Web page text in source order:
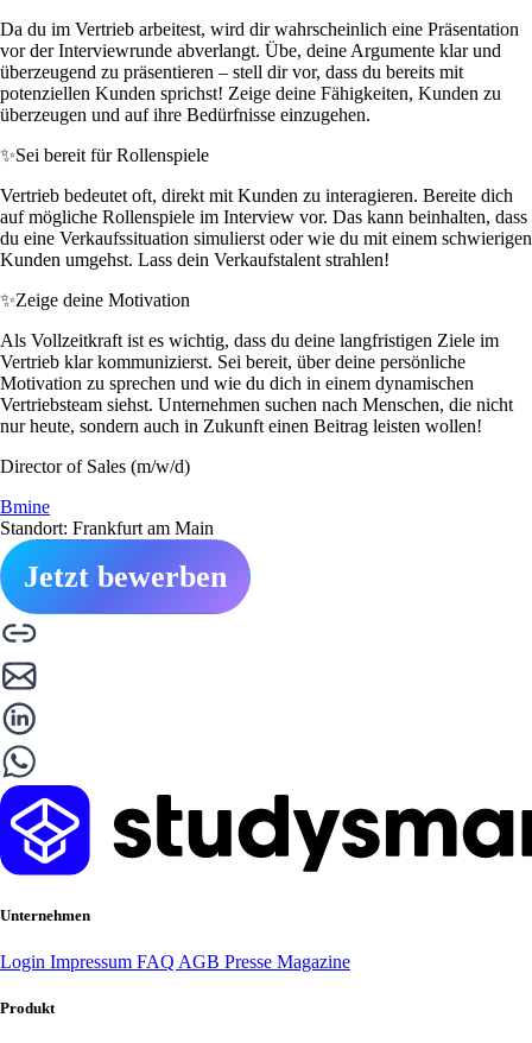
Da du im Vertrieb arbeitest, wird dir wahrscheinlich eine Präsentation
vor der Interviewrunde abverlangt. Übe, deine Argumente klar und
überzeugend zu präsentieren – stell dir vor, dass du bereits mit
potenziellen Kunden sprichst! Zeige deine Fähigkeiten, Kunden zu
überzeugen und auf ihre Bedürfnisse einzugehen.
✨Sei bereit für Rollenspiele
Vertrieb bedeutet oft, direkt mit Kunden zu interagieren. Bereite dich
auf mögliche Rollenspiele im Interview vor. Das kann beinhalten, dass
du eine Verkaufssituation simulierst oder wie du mit einem schwierigen
Kunden umgehst. Lass dein Verkaufstalent strahlen!
✨Zeige deine Motivation
Als Vollzeitkraft ist es wichtig, dass du deine langfristigen Ziele im
Vertrieb klar kommunizierst. Sei bereit, über deine persönliche
Motivation zu sprechen und wie du dich in einem dynamischen
Vertriebsteam siehst. Unternehmen suchen nach Menschen, die nicht
nur heute, sondern auch in Zukunft einen Beitrag leisten wollen!
Director of Sales (m/w/d)
Bmine
Standort: Frankfurt am Main
Jetzt bewerben
Unternehmen
Login Impressum FAQ AGB Presse Magazine
Produkt